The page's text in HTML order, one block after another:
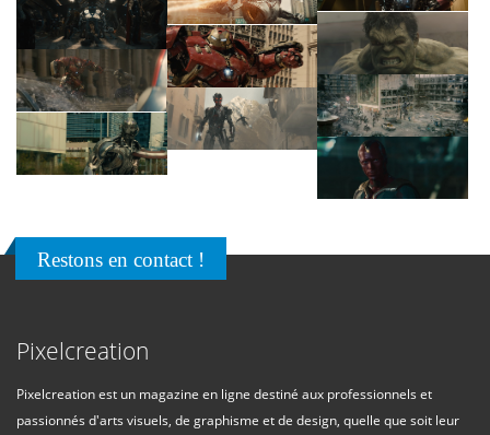
Restons en contact !
Pixelcreation
Pixelcreation est un magazine en ligne destiné aux professionnels et
passionnés d'arts visuels, de graphisme et de design, quelle que soit leur